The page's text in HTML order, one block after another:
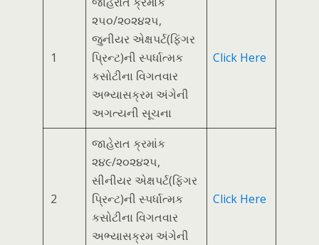
1
૨૫૦/૨૦૨૪૨૫,
જુનીયર એક્ષપર્ટ(ફિંગર
પ્રિન્ટ)ની સ્પર્ધાત્મક
કસોટીના વિગતવાર
અભ્યાસક્રમ અંગેની
અગત્યની સૂચના
Click Here
2
જાહેરાત ક્રમાંક
૨૪૯/૨૦૨૪૨૫,
સીનીયર એક્ષપર્ટ(ફિંગર
પ્રિન્ટ)ની સ્પર્ધાત્મક
કસોટીના વિગતવાર
અભ્યાસક્રમ અંગેની
Click Here